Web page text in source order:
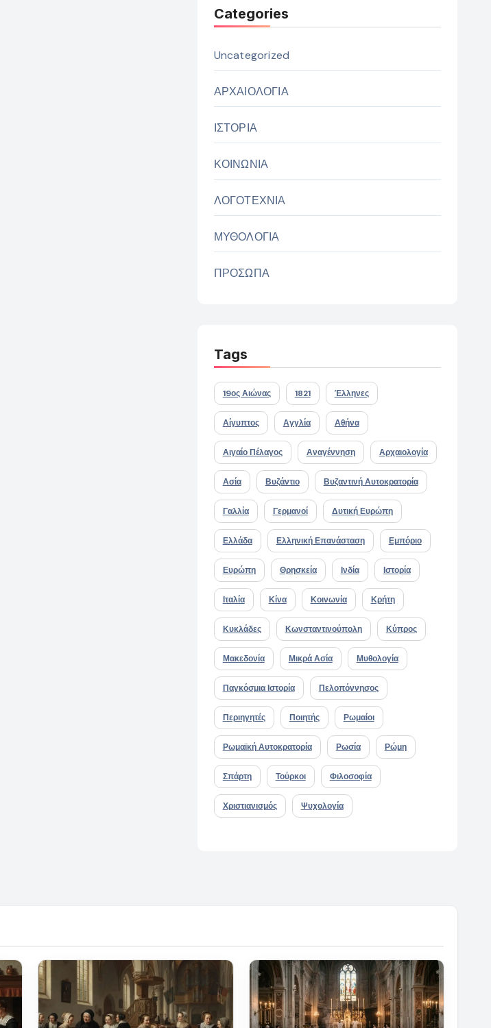
Categories
Uncategorized
ΑΡΧΑΙΟΛΟΓΙΑ
ΙΣΤΟΡΙΑ
ΚΟΙΝΩΝΙΑ
ΛΟΓΟΤΕΧΝΙΑ
ΜΥΘΟΛΟΓΙΑ
ΠΡΟΣΩΠΑ
Tags
19ος Αιώνας 1821 Έλληνες
Αίγυπτος Αγγλία Αθήνα
Αιγαίο Πέλαγος Αναγέννηση Αρχαιολογία
Ασία Βυζάντιο Βυζαντινή Αυτοκρατορία
Γαλλία Γερμανοί Δυτική Ευρώπη
Ελλάδα Ελληνική Επανάσταση Εμπόριο
Ευρώπη Θρησκεία Ινδία Ιστορία
Ιταλία Κίνα Κοινωνία Κρήτη
Κυκλάδες Κωνσταντινούπολη Κύπρος
Μακεδονία Μικρά Ασία Μυθολογία
Παγκόσμια Ιστορία Πελοπόννησος
Περιηγητές Ποιητής Ρωμαίοι
Ρωμαϊκή Αυτοκρατορία Ρωσία Ρώμη
Σπάρτη Τούρκοι Φιλοσοφία
Χριστιανισμός Ψυχολογία